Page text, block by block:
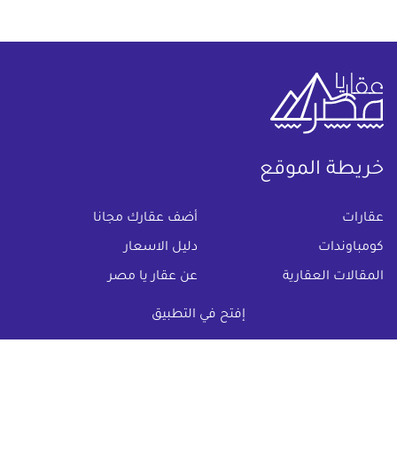
إفتح في التطبيق
خريطة الموقع
عقارات أضف عقارك مجانا
كومباوندات دليل الاسعار
المقالات العقارية عن عقار يا مصر
تواصل معنا